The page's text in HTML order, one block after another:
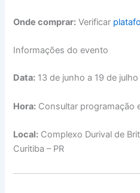
Onde comprar: Verificar
Informações do evento
Data: 13 de junho a 19 de
Hora: Consultar programação
Local: Complexo Durival de
Curitiba – PR